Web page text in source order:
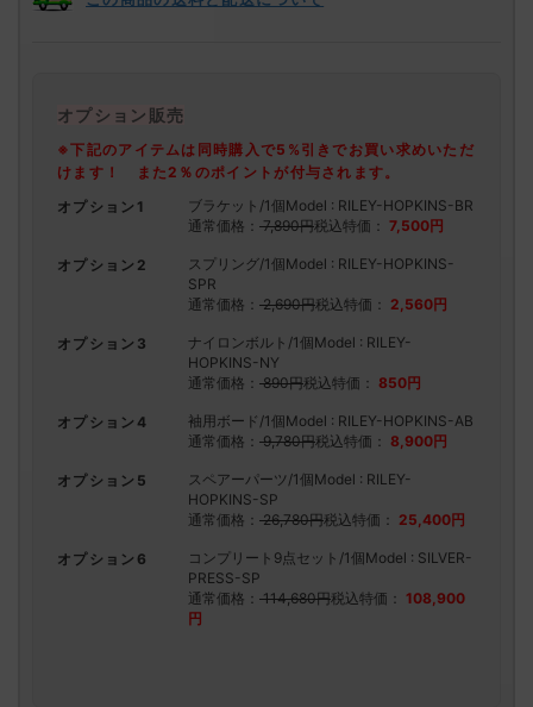
オプション販売
※下記のアイテムは同時購入で5%引きでお買い求めいただ
けます！
また2％のポイントが付与されます。
オプション1
ブラケット/1個Model : RILEY-HOPKINS-BR
通常価格： 7,890円税込特価： 7,500円
オプション2 スプリング/1個Model : RILEY-HOPKINS-
SPR
通常価格： 2,690円税込特価： 2,560円
オプション3 ナイロンボルト/1個Model : RILEY-
HOPKINS-NY
通常価格： 890円税込特価： 850円
オプション4 袖用ボード/1個Model : RILEY-HOPKINS-AB
通常価格： 9,780円税込特価： 8,900円
オプション5 スペアーパーツ/1個Model : RILEY-
HOPKINS-SP
通常価格： 26,780円税込特価： 25,400円
オプション6 コンプリート9点セット/1個Model : SILVER-
PRESS-SP
通常価格： 114,680円税込特価： 108,900
円